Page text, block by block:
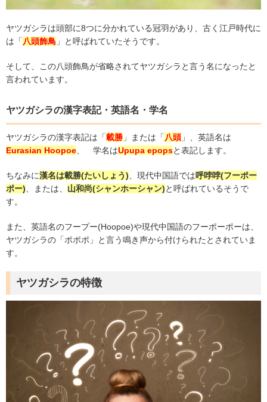
ヤツガシラは頭部に8つに分かれている冠羽があり、古く江戸時代に
は「八頭飾鳥 」と呼ばれていたそうです。
そして、この八頭飾鳥が省略されてヤツガシラと言う名になったと
言われています。
ヤツガシラの漢字表記・英語名・学名
ヤツガシラの漢字表記は「載勝 」または「八頭 」、英語名は
Eurasian Hoopoe、 学名はUpupa epopsと表記します。
ちなみに漢名は載勝(たいしょう)、現代中国語では呼哱哱(フーポー
ポー)、または、 山和尚(シャンホーシャン)と呼ばれているそうで
す。
また、英語名のフープー(Hoopoe)や現代中国語のフーポーポーは、
ヤツガシラの「ポポポ」と言う鳴き声から付けられたとされていま
す。
ヤツガシラの特徴